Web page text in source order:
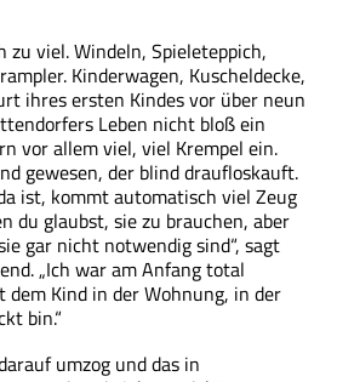
zu viel. Windeln, Spieleteppich,
Kinderwagen, Kuscheldecke,
ihres ersten Kindes vor über neun
Leben nicht bloß ein
vor allem viel, viel Krempel ein.
gewesen, der blind draufloskauft.
ist, kommt automatisch viel Zeug
du glaubst, sie zu brauchen, aber
gar nicht notwendig sind“, sagt
„Ich war am Anfang total
Kind in der Wohnung, in der
bin.“
umzog und das in